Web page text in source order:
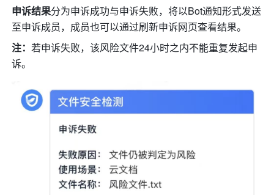
申诉结果分为申诉成功与申诉失败，将以Bot通知形式发送
至申诉成员，成员也可以通过刷新申诉网页查看结果。
注：若申诉失败，该风险文件24小时之内不能重复发起申
诉。